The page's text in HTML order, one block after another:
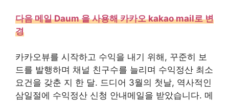
다음 메일 Daum 을 사용해 카카오 kakao mail로 변
경
카카오뷰를 시작하고 수익을 내기 위해, 꾸준히 보
드를 발행하며 채널 친구수를 늘리며 수익정산 최소
요건을 갖춘 지 한 달. 드디어 3월의 첫날, 역사적인
삼일절에 수익정산 신청 안내메일을 받았습니다. 메